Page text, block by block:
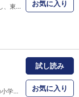
関口将太は一流の寿司職人を目指し、東京の名店・鳳寿司で働く18歳。まだ寿司は握らせてもらえない。ある日、中退した高校の同級生、藤原美智子が店の常連である父とともにやってきた。ほのかな恋心を寄せる将太。しかし美智子は、高校卒業とともに結婚するという。彼女に最高の寿司をプレゼントするため、猛特訓の末、究極の「型」をマスターする将太。将太の寿司職人としての人生が始まった。
お気に入り
1989年6月24日、北海道･音臼村の小学校で、児童含む21人が毒殺された。逮捕されたのは、村の警察官だった佐野文吾。28年後、佐野の息子･田村心は、死刑判決を受けてなお一貫して無罪を主張する父親に冤罪の可能性を感じ、独自に調査を始める。事件現場を訪れた心は、突如発生した濃霧に包まれ、気付くと1989年にタイムスリップしていた。時空を超えて｢真実｣と対峙する、本格クライムサスペンス、開幕。
試し読み
お気に入り